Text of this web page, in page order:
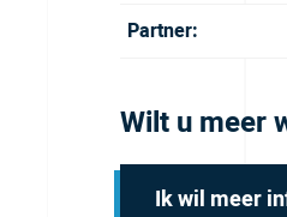
Partner:
Wilt u meer
Ik wil meer